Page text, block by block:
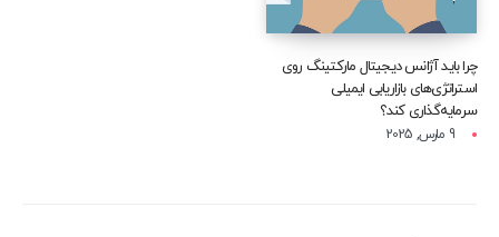
چرا باید آژانس دیجیتال مارکتینگ روی
استراتژی‌های بازاریابی ایمیلی
سرمایه‌گذاری کند؟
9 مارس, 2025